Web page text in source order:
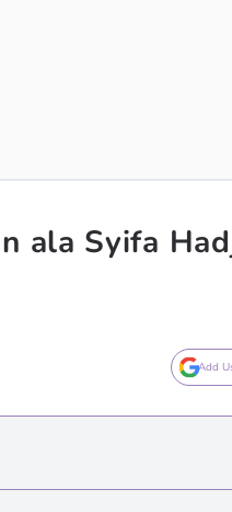
ala Syifa
Add